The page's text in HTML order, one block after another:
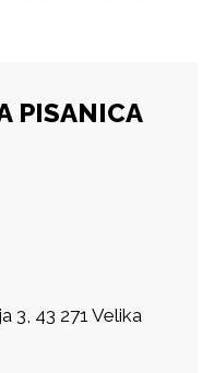
PISANICA
3, 43 271 Velika